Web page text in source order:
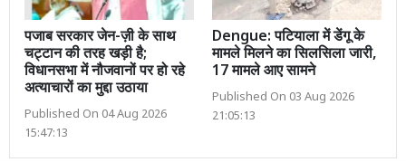
पजाब सरकार जेन-ज़ी के साथ
चट्टान की तरह खड़ी है;
विधानसभा में नौजवानों पर हो रहे
अत्याचारों का मुद्दा उठाया
Published On 04 Aug 2026
15:47:13
Dengue: पटियाला में डेंगू के
मामले मिलने का सिलसिला जारी,
17 मामले आए सामने
Published On 03 Aug 2026
21:05:13